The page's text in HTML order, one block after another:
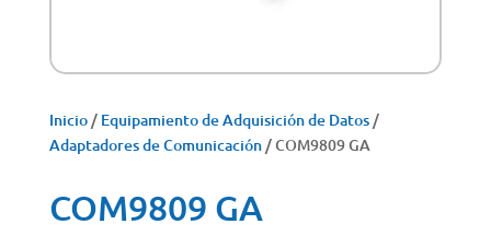
Inicio/ Equipamiento de Adquisición de Datos/
Adaptadores de Comunicación/ COM9809 GA
COM9809 GA